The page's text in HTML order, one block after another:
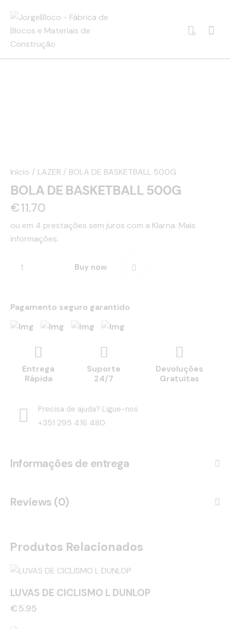
0
Início LAZER BOLA DE BASKETBALL 500G
BOLA DE BASKETBALL 500G
€11.70
ou em 4 prestações sem juros com a Klarna. Mais
informações.
Buy now
Pagamento seguro garantido
Entrega
Rápida
Suporte
24/7
Devoluções
Gratuitas
Precisa de ajuda? Ligue-nos
+351 295 416 480
Informações de entrega
Reviews (0)
Produtos Relacionados
LUVAS DE CICLISMO L DUNLOP
€5.95